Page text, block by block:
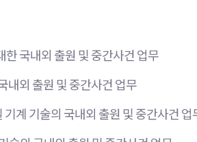
한 국내외 출원 및 중간사건 업무
내외 출원 및 중간사건 업무
기계 기술의 국내외 출원 및 중간사건 업